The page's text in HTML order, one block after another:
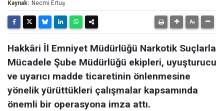
Kaynak: Necmi Ertuş
Hakkâri İl Emniyet Müdürlüğü Narkotik Suçlarla
Mücadele Şube Müdürlüğü ekipleri, uyuşturucu
ve uyarıcı madde ticaretinin önlenmesine
yönelik yürüttükleri çalışmalar kapsamında
önemli bir operasyona imza attı.